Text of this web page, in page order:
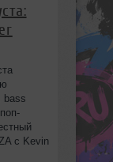
bass
с Kevin